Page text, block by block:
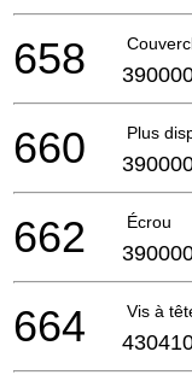
658
Plus
660
Écrou
662
Vis à
664